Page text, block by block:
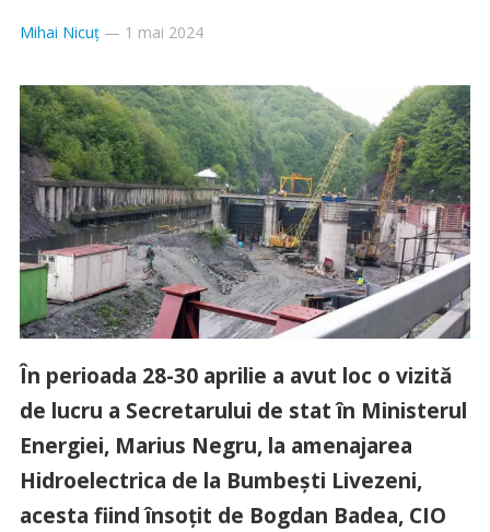
Mihai Nicuț— 1 mai 2024
În perioada 28-30 aprilie a avut loc o vizită
de lucru a Secretarului de stat în Ministerul
Energiei, Marius Negru, la amenajarea
Hidroelectrica de la Bumbești Livezeni,
acesta fiind însoțit de Bogdan Badea, CIO